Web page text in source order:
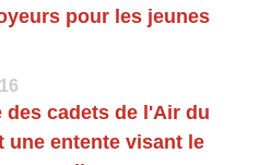
pour les jeunes
des cadets de l'Air du
une entente visant le